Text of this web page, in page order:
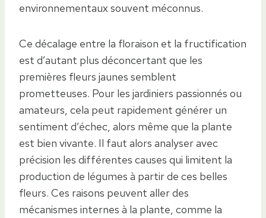
environnementaux souvent méconnus.
Ce décalage entre la floraison et la fructification
est d’autant plus déconcertant que les
premières fleurs jaunes semblent
prometteuses. Pour les jardiniers passionnés ou
amateurs, cela peut rapidement générer un
sentiment d’échec, alors même que la plante
est bien vivante. Il faut alors analyser avec
précision les différentes causes qui limitent la
production de légumes à partir de ces belles
fleurs. Ces raisons peuvent aller des
mécanismes internes à la plante, comme la